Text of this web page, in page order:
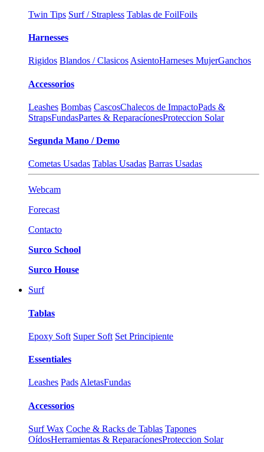
Twin Tips Surf / Strapless Tablas de FoilFoils
Harnesses
Rigidos Blandos / Clasicos AsientoHarneses MujerGanchos
Accessorios
Leashes Bombas CascosChalecos de ImpactoPads &
StrapsFundasPartes & ReparacíonesProteccion Solar
Segunda Mano / Demo
Cometas Usadas Tablas Usadas Barras Usadas
Webcam
Forecast
Contacto
Surco School
Surco House
Surf
Tablas
Epoxy Soft Super Soft Set Principiente
Essentiales
Leashes Pads AletasFundas
Accessorios
Surf Wax Coche & Racks de Tablas Tapones
OídosHerramientas & ReparacíonesProteccion Solar